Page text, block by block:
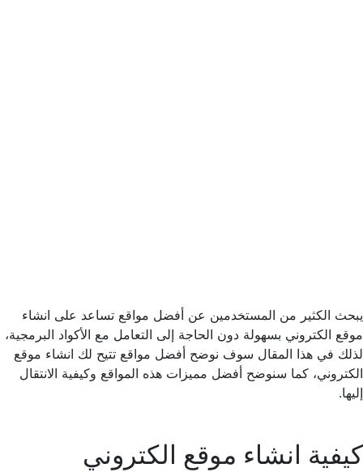
يبحث الكثير من المستخدمين عن أفضل مواقع تساعد على انشاء
موقع الكتروني بسهولة دون الحاجة إلى التعامل مع الأكواد البرمجية،
لذلك في هذا المقال سوف نوضح أفضل مواقع تتيح لك انشاء موقع
الكتروني، كما سنوضح أفضل مميزات هذه المواقع وكيفية الانتقال
إليها.
كيفية انشاء موقع الكتروني